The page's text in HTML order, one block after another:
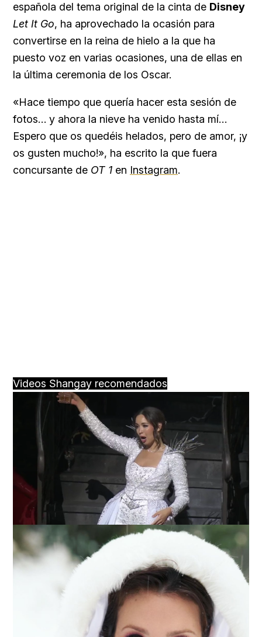
española del tema original de la cinta de Disney
Let It Go, ha aprovechado la ocasión para
convertirse en la reina de hielo a la que ha
puesto voz en varias ocasiones, una de ellas en
la última ceremonia de los Oscar.
«Hace tiempo que quería hacer esta sesión de
fotos… y ahora la nieve ha venido hasta mí…
Espero que os quedéis helados, pero de amor, ¡y
os gusten mucho!», ha escrito la que fuera
concursante de OT 1 en Instagram.
Videos Shangay recomendados
Unmute Loaded:
25.99%